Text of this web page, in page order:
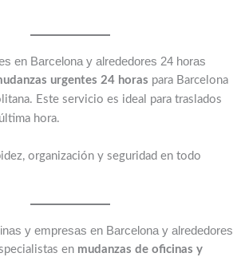
en Barcelona y alrededores 24 horas
urgentes 24 horas para Barcelona
Este servicio es ideal para traslados
hora.
organización y seguridad en todo
y empresas en Barcelona y alrededores
en mudanzas de oficinas y